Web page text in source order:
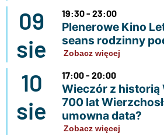
09
sie
19:30 - 23:00
Plenerowe Kino
seans rodzinny
Zobacz więcej
10
sie
17:00 - 20:00
Wieczór z historią
700 lat
umowna data?
Zobacz więcej